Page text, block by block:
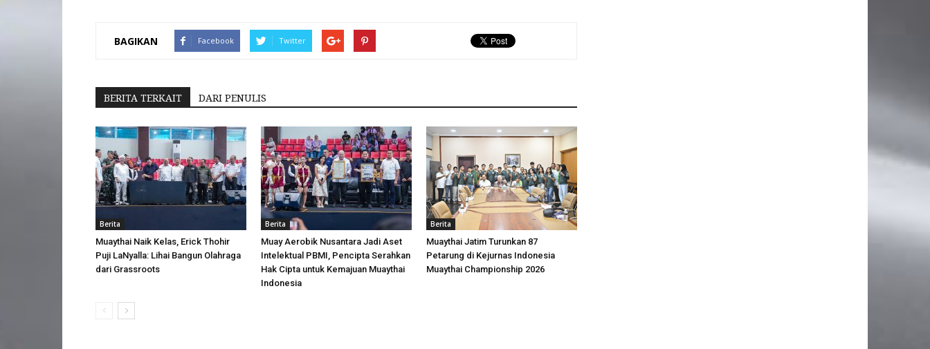
BAGIKAN Facebook Twitter
BERITA TERKAIT DARI PENULIS
Berita
Muaythai Naik Kelas, Erick Thohir
Puji LaNyalla: Lihai Bangun Olahraga
dari Grassroots
Berita
Muay Aerobik Nusantara Jadi Aset
Intelektual PBMI, Pencipta Serahkan
Hak Cipta untuk Kemajuan Muaythai
Indonesia
Berita
Muaythai Jatim Turunkan 87
Petarung di Kejurnas Indonesia
Muaythai Championship 2026